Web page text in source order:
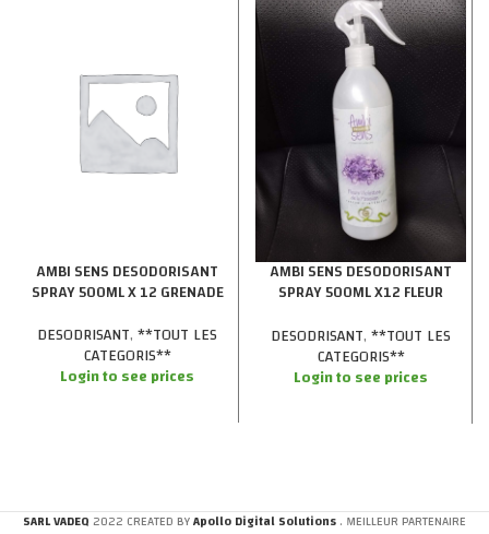
AMBI SENS DESODORISANT
SPRAY 500ML X 12 GRENADE
DESODRISANT,**TOUT LES
CATEGORIS**
Login to see prices
AMBI SENS DESODORISANT
SPRAY 500ML X12 FLEUR
DESODRISANT,**TOUT LES
CATEGORIS**
Login to see prices
SARL VADEQ 2022 CREATED BYApollo Digital Solutions. MEILLEUR PARTENAIRE